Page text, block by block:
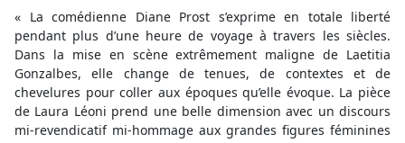
« La comédienne Diane Prost s’exprime en totale liberté
pendant plus d’une heure de voyage à travers les siècles.
Dans la mise en scène extrêmement maligne de Laetitia
Gonzalbes, elle change de tenues, de contextes et de
chevelures pour coller aux époques qu’elle évoque. La pièce
de Laura Léoni prend une belle dimension avec un discours
mi-revendicatif mi-hommage aux grandes figures féminines